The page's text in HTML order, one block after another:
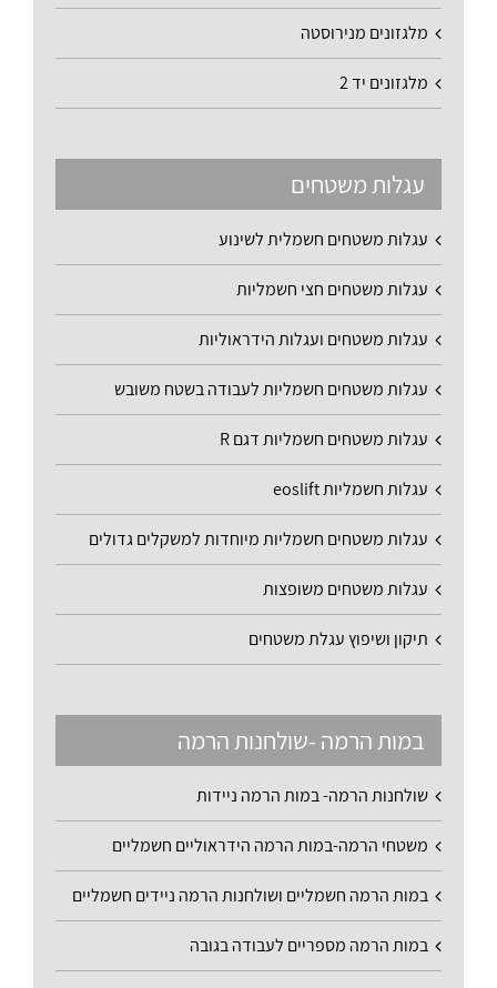
מלגזונים מנירוסטה
מלגזונים יד 2
עגלות משטחים
עגלות משטחים חשמלית לשינוע
עגלות משטחים חצי חשמליות
עגלות משטחים ועגלות הידראוליות
עגלות משטחים חשמליות לעבודה בשטח משובש
עגלות משטחים חשמליות דגם R
עגלות חשמליות eoslift
עגלות משטחים חשמליות מיוחדות למשקלים גדולים
עגלות משטחים משופצות
תיקון ושיפוץ עגלת משטחים
במות הרמה -שולחנות הרמה
שולחנות הרמה- במות הרמה ניידות
משטחי הרמה-במות הרמה הידראוליים חשמליים
במות הרמה חשמליים ושולחנות הרמה ניידים חשמליים
במות הרמה מספריים לעבודה בגובה